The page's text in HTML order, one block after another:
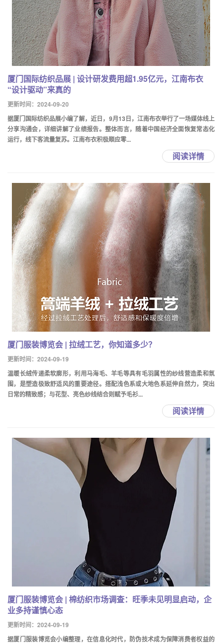
厦门国际纺织品展 | 设计研发费用超1.95亿元，江南布衣
“设计驱动”来真的
更新时间：2024-09-20
据厦门国际纺织品展小编了解，近日，9月13日，江南布衣举行了一场媒体线上
分享沟通会，详细讲解了业绩报告。整体而言，随着中国经济全面恢复常态化
运行，线下客流量复苏。江南布衣积极顺应零...
阅读详情
厦门服装博览会 | 拉绒工艺，你知道多少？
更新时间：2024-09-19
温暖长绒传递柔软廓形，利用马海毛、羊毛等具有毛羽属性的纱线营造柔和氛
围，是塑造极致舒适风的重要途径。搭配浅色系或大地色系延伸自然力，突出
日常的精致感；与花型、亮色纱线结合则赋予毛衫...
阅读详情
厦门服装博览会 | 棉纺织市场调查：旺季未见明显启动，企
业多持谨慎心态
更新时间：2024-09-19
据厦门服装博览会小编整理，在信息化时代，防伪技术成为保障消费者权益的